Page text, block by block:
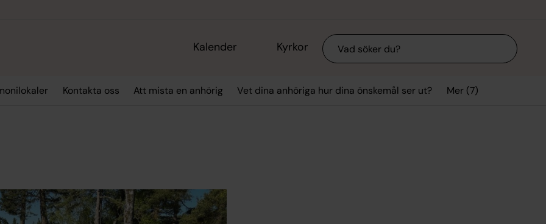
Kalender Kyrkor Sök
Kontakta oss Att mista en anhörig Vet dina anhöriga hur dina önskemål ser ut? Mer (7)